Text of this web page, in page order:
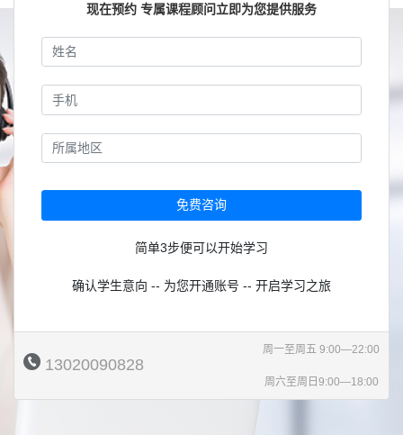
现在预约 专属课程顾问立即为您提供服务
免费咨询
简单3步便可以开始学习
确认学生意向 -- 为您开通账号 -- 开启学习之旅
13020090828
周一至周五 9:00—22:00
周六至周日9:00—18:00